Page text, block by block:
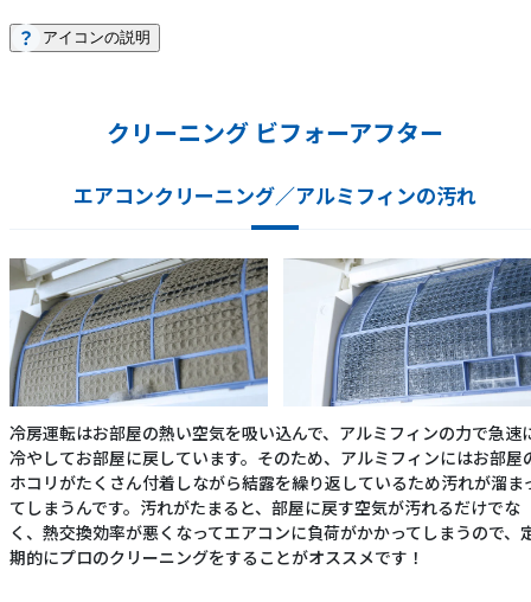
アイコンの説明
クリーニング ビフォーアフター
エアコンクリーニング／アルミフィンの汚れ
冷房運転はお部屋の熱い空気を吸い込んで、アルミフィンの力で急速
冷やしてお部屋に戻しています。そのため、アルミフィンにはお部屋
ホコリがたくさん付着しながら結露を繰り返しているため汚れが溜ま
てしまうんです。汚れがたまると、部屋に戻す空気が汚れるだけでな
く、熱交換効率が悪くなってエアコンに負荷がかかってしまうので、
期的にプロのクリーニングをすることがオススメです！